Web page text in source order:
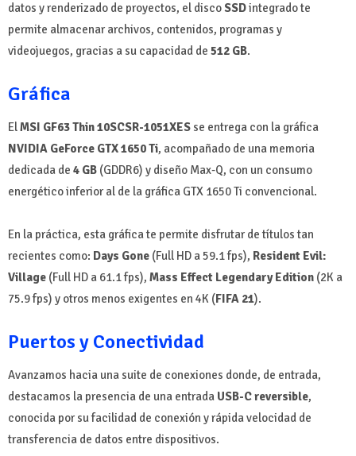
datos y renderizado de proyectos, el discoSSDintegrado te
permite almacenar archivos, contenidos, programas y
videojuegos, gracias a su capacidad de 512 GB.
Gráfica
ElMSI GF63 Thin 10SCSR-1051XES se entrega con la gráfica
NVIDIA GeForce GTX 1650 Ti, acompañado de una memoria
dedicada de 4 GB (GDDR6) y diseño Max-Q, con un consumo
energético inferior al de la gráfica GTX 1650 Ti convencional.
En la práctica, esta gráfica te permite disfrutar de títulos tan
recientes como: Days Gone (Full HD a 59.1 fps), Resident Evil:
Village (Full HD a 61.1 fps), Mass Effect Legendary Edition (2K a
75.9 fps) y otros menos exigentes en 4K (FIFA 21).
Puertos y Conectividad
Avanzamos hacia una suite de conexiones donde, de entrada,
destacamos la presencia de una entrada USB-C reversible,
conocida por su facilidad de conexión y rápida velocidad de
transferencia de datos entre dispositivos.